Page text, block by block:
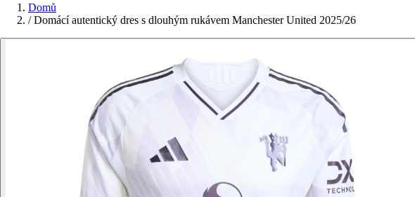
Domů
/ Domácí autentický dres s dlouhým rukávem Manchester United 2025/26